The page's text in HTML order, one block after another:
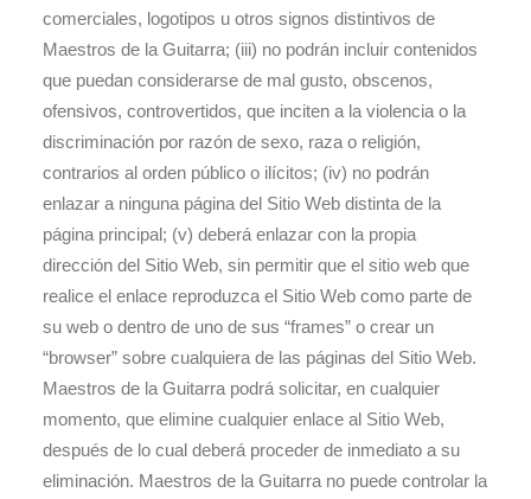
comerciales, logotipos u otros signos distintivos de
Maestros de la Guitarra; (iii) no podrán incluir contenidos
que puedan considerarse de mal gusto, obscenos,
ofensivos, controvertidos, que inciten a la violencia o la
discriminación por razón de sexo, raza o religión,
contrarios al orden público o ilícitos; (iv) no podrán
enlazar a ninguna página del Sitio Web distinta de la
página principal; (v) deberá enlazar con la propia
dirección del Sitio Web, sin permitir que el sitio web que
realice el enlace reproduzca el Sitio Web como parte de
su web o dentro de uno de sus “frames” o crear un
“browser” sobre cualquiera de las páginas del Sitio Web.
Maestros de la Guitarra podrá solicitar, en cualquier
momento, que elimine cualquier enlace al Sitio Web,
después de lo cual deberá proceder de inmediato a su
eliminación. Maestros de la Guitarra no puede controlar la